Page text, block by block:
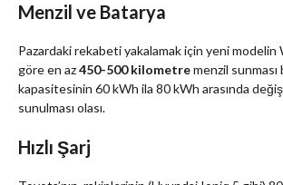
Menzil ve Batarya
Pazardaki rekabeti yakalamak için yeni
göre en az450-500 kilometremenzil
kapasitesinin 60 kWh ila 80 kWh arasında
sunulması olası.
Hızlı Şarj